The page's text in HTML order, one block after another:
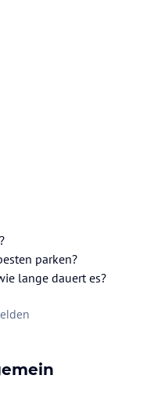
parken?
lange dauert es?